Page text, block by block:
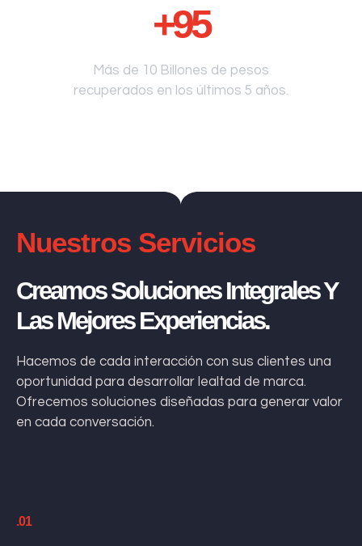
+95
Más de 10 Billones de pesos
recuperados en los últimos 5 años.
Nuestros Servicios
Creamos Soluciones Integrales Y
Las Mejores Experiencias.
Hacemos de cada interacción con sus clientes una
oportunidad para desarrollar lealtad de marca.
Ofrecemos soluciones diseñadas para generar valor
en cada conversación.
.01